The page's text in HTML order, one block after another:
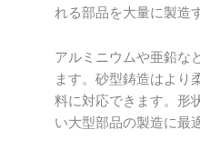
れる部品を大量に製造
アルミニウムや亜鉛な
ます。砂型鋳造はより
料に対応できます。形
い大型部品の製造に最